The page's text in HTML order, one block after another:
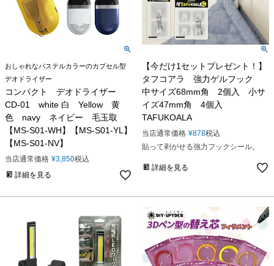
おしゃれなパステルカラーのカプセル型
デオドライザー
コンパクト デオドライザー
CD-01 white 白 Yellow 黄
色 navy ネイビー 毛玉取
【MS-S01-WH】【MS-S01-YL】
【MS-S01-NV】
当店通常価格 ¥3,850税込
詳細を見る
【今だけ1セットプレゼント！】
タフコアラ 強力ゲルフック
中サイズ68mm角 2個入 小サ
イズ47mm角 4個入
TAFUKOALA
当店通常価格 ¥878税込
貼って剥がせる強力フックシール。
詳細を見る